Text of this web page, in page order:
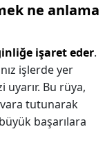
ne anlama
işaret eder.
işlerde yer
Bu rüya,
tutunarak
başarılara